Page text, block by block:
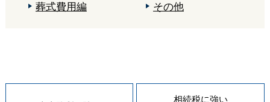
葬式費用編
その他
相続税に強い